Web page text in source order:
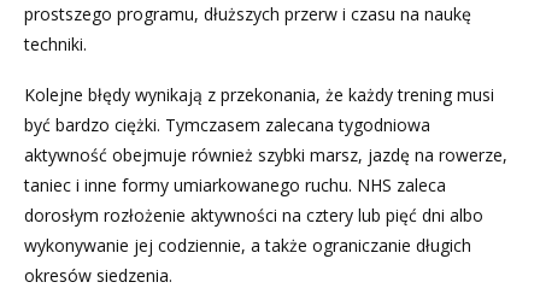
prostszego programu, dłuższych przerw i czasu na naukę
techniki.
Kolejne błędy wynikają z przekonania, że każdy trening musi
być bardzo ciężki. Tymczasem zalecana tygodniowa
aktywność obejmuje również szybki marsz, jazdę na rowerze,
taniec i inne formy umiarkowanego ruchu. NHS zaleca
dorosłym rozłożenie aktywności na cztery lub pięć dni albo
wykonywanie jej codziennie, a także ograniczanie długich
okresów siedzenia.